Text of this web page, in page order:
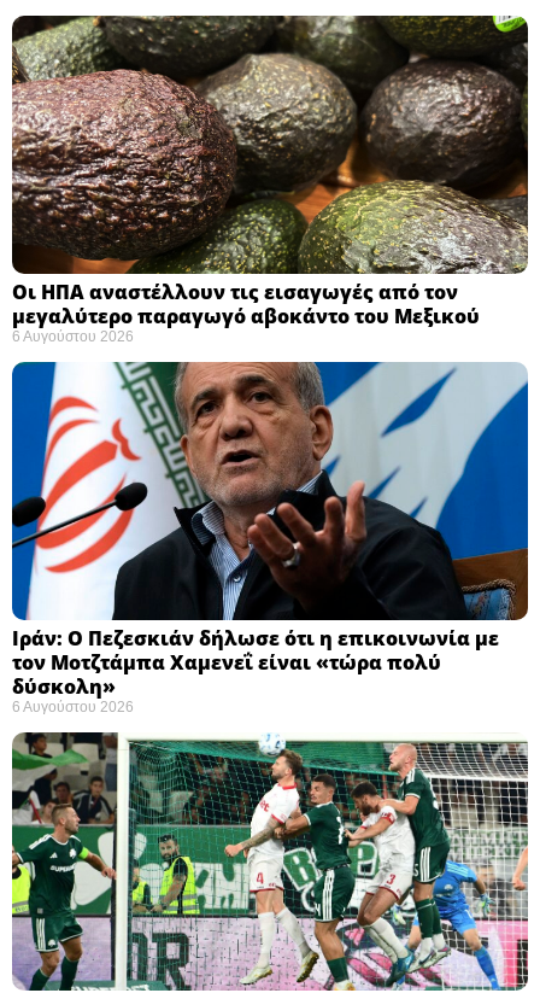
Οι ΗΠΑ αναστέλλουν τις εισαγωγές από τον
μεγαλύτερο παραγωγό αβοκάντο του Μεξικού ​
6 Αυγούστου 2026
Ιράν: Ο Πεζεσκιάν δήλωσε ότι η επικοινωνία με
τον Μοτζτάμπα Χαμενεΐ είναι «τώρα πολύ
δύσκολη» ​
6 Αυγούστου 2026